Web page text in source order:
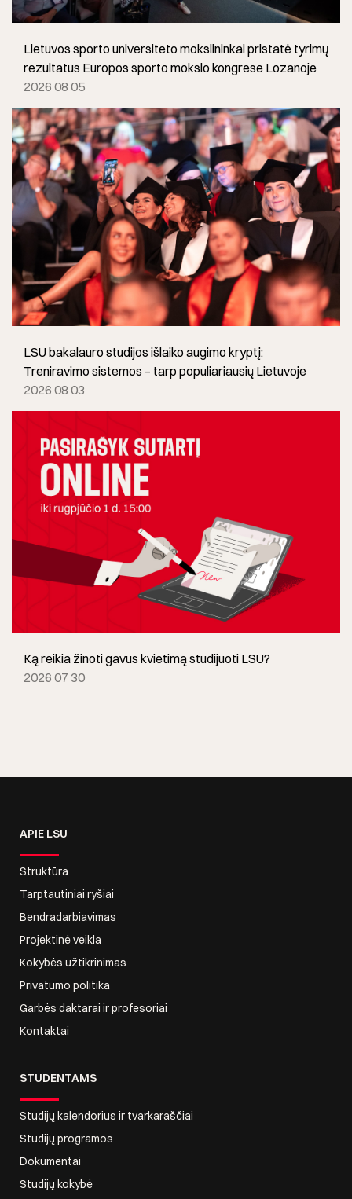
Lietuvos sporto universiteto mokslininkai pristatė tyrimų
rezultatus Europos sporto mokslo kongrese Lozanoje
2026 08 05
LSU bakalauro studijos išlaiko augimo kryptį:
Treniravimo sistemos – tarp populiariausių Lietuvoje
2026 08 03
Ką reikia žinoti gavus kvietimą studijuoti LSU?
2026 07 30
APIE LSU
Struktūra
Tarptautiniai ryšiai
Bendradarbiavimas
Projektinė veikla
Kokybės užtikrinimas
Privatumo politika
Garbės daktarai ir profesoriai
Kontaktai
STUDENTAMS
Studijų kalendorius ir tvarkaraščiai
Studijų programos
Dokumentai
Studijų kokybė